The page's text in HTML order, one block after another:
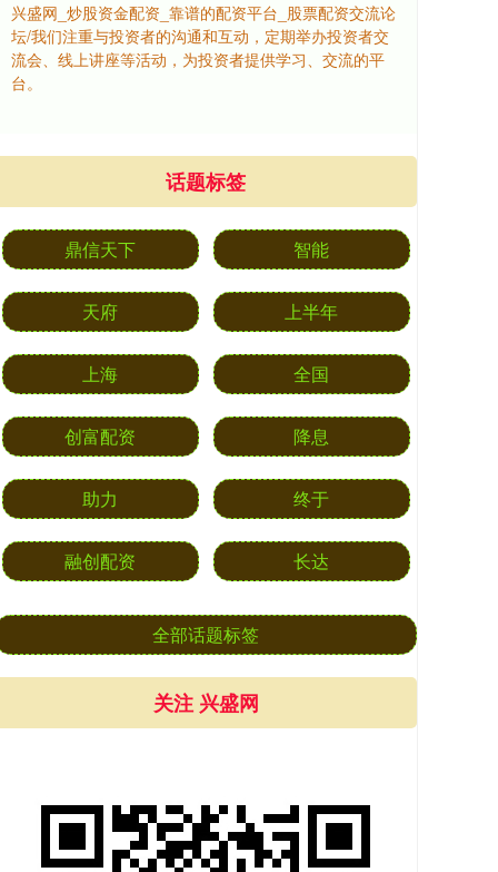
兴盛网_炒股资金配资_靠谱的配资平台_股票配资交流论
坛/我们注重与投资者的沟通和互动，定期举办投资者交
流会、线上讲座等活动，为投资者提供学习、交流的平
台。
话题标签
鼎信天下 智能
天府 上半年
上海 全国
创富配资 降息
助力 终于
融创配资 长达
全部话题标签
关注 兴盛网